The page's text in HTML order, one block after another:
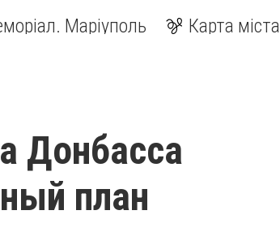
Маріуполь Карта міста
Донбасса
план